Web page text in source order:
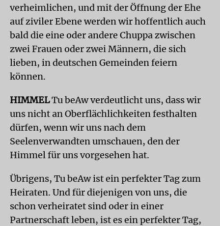
verheimlichen, und mit der Öffnung der Ehe
auf ziviler Ebene werden wir hoffentlich auch
bald die eine oder andere Chuppa zwischen
zwei Frauen oder zwei Männern, die sich
lieben, in deutschen Gemeinden feiern
können.
HIMMELTu beAw verdeutlicht uns, dass wir
uns nicht an Oberflächlichkeiten festhalten
dürfen, wenn wir uns nach dem
Seelenverwandten umschauen, den der
Himmel für uns vorgesehen hat.
Übrigens, Tu beAw ist ein perfekter Tag zum
Heiraten. Und für diejenigen von uns, die
schon verheiratet sind oder in einer
Partnerschaft leben, ist es ein perfekter Tag,